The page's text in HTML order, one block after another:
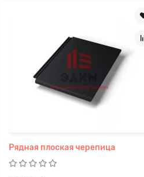
Рядная плоская черепица